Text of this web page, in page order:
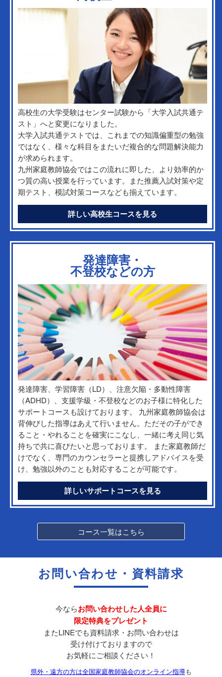
高校生の大学受験はセンター試験から「大学入試共通テ
スト」へと変更になりました。
大学入試共通テストでは、これまでの知識偏重型の勉強
ではなく、様々な科目をまたいだ複合的な問題解決能力
が求められます。
九州家庭教師協会ではこの流れに即した、より効率的か
つ質の高い授業を行っています。また推薦入試対策や定
期テスト、模試対策コースなども揃えています。
詳しい高校生コースを見る
発達障害・
不登校などの方
発達障害、学習障害（LD）、注意欠陥・多動性障害
（ADHD）、支援学級・不登校などのお子様に特化した
サポートコースも設けております。 九州家庭教師協会は
背伸びした指導はあえて行いません。ただその子ができ
ること・やれることを確実にこなし、一緒に考え同じ気
持ちで共に喜びたいと思っております。 また家庭教師だ
けでなく、専門のカウンセラーと提携しアドバイスを受
け、勉強以外のことも対応することが可能です。
詳しいサポートコースを見る
コース一覧はこちら
お問い合わせ・資料請求
今ならお問い合わせした人全員に
限定特典をプレゼント
またLINEでも資料請求・お問い合わせは
受け付けておりますので
お気軽にご相談ください！
県外・遠方の方は全国家庭教師協会のオンライン指導も